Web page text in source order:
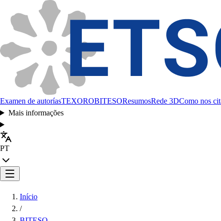
Examen de autoríasTEXOROBITESOResumosRede 3DComo nos
Mais informações
PT
Início
/